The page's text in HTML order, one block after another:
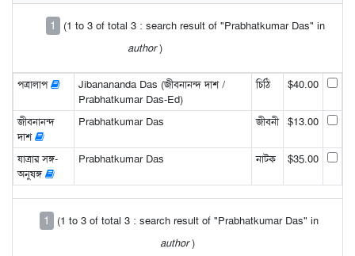
1
(1 to 3 of total 3 : search result of "Prabhatkumar Das" in
author)
পত্রালাপ
Jibanananda Das (জীবনানন্দ দাশ /
Prabhatkumar Das-Ed)
চিঠি $40.00
জীবনানন্দ
দাশ
Prabhatkumar Das জীবনী $13.00
যাত্রার সঙ্গ-
অনুষঙ্গ
Prabhatkumar Das নাটক $35.00
1
(1 to 3 of total 3 : search result of "Prabhatkumar Das" in
author)